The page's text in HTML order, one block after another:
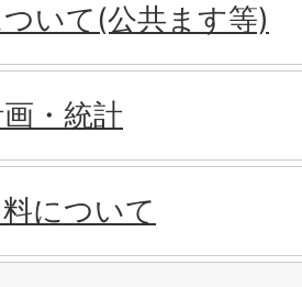
いて(公共ます等)
・統計
について